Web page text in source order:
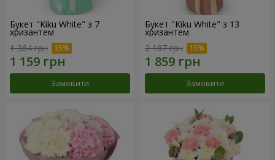
Букет "Kiku White" з 7
хризантем
1 364 грн
Замовити
Букет "Kiku White" з 13
хризантем
2 187 грн
Замовити